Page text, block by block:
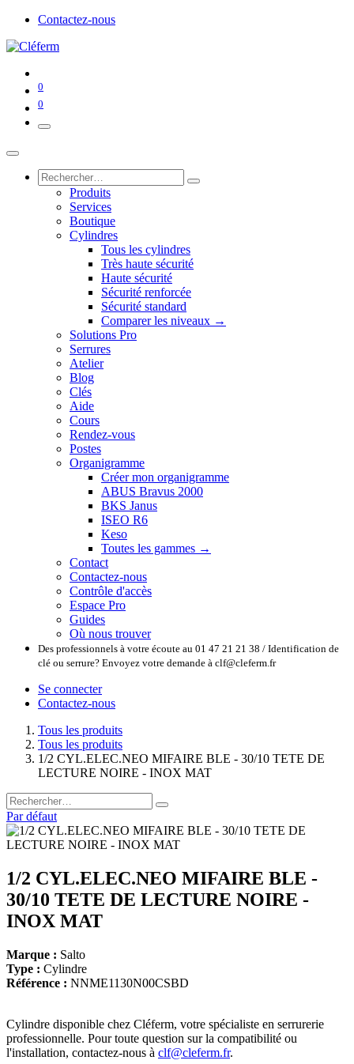
Contactez-nous
0
0
Produits
Services
Boutique
Cylindres
Tous les cylindres
Très haute sécurité
Haute sécurité
Sécurité renforcée
Sécurité standard
Comparer les niveaux →
Solutions Pro
Serrures
Atelier
Blog
Clés
Aide
Cours
Rendez-vous
Postes
Organigramme
Créer mon organigramme
ABUS Bravus 2000
BKS Janus
ISEO R6
Keso
Toutes les gammes →
Contact
Contactez-nous
Contrôle d'accès
Espace Pro
Guides
Où nous trouver
Des professionnels à votre écoute au 01 47 21 21 38 / Identification de
clé ou serrure? Envoyez votre demande à clf@cleferm.fr
Se connecter
Contactez-nous
Tous les produits
Tous les produits
1/2 CYL.ELEC.NEO MIFAIRE BLE - 30/10 TETE DE
LECTURE NOIRE - INOX MAT
Par défaut
1/2 CYL.ELEC.NEO MIFAIRE BLE -
30/10 TETE DE LECTURE NOIRE -
INOX MAT
Marque : Salto
Type : Cylindre
Référence : NNME1130N00CSBD
Cylindre disponible chez Cléferm, votre spécialiste en serrurerie
professionnelle. Pour toute question sur la compatibilité ou
l'installation, contactez-nous à clf@cleferm.fr.